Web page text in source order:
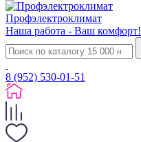
Профэлектроклимат
Наша работа - Ваш комфорт!
8 (952) 530-01-51